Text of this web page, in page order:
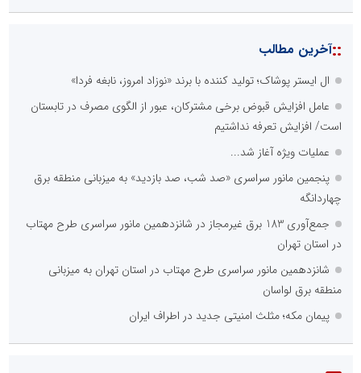
::آخرین مطالب
ال ایستر پوشاک؛ تولید کننده با برند «نوزاد امروز، نابغه فردا»
عامل افزایش قبوض برخی مشترکان، عبور از الگوی مصرف در تابستان
است/ افزایش تعرفه نداشتیم
عملیات ویژه آغاز شد...
پنجمین مانور سراسری «صد شب، صد بازدید» به میزبانی منطقه برق
چهاردانگه
جمع‌آوری 183 برق غیرمجاز در شانزدهمین مانور سراسری طرح مهتاب
در استان تهران
شانزدهمین مانور سراسری طرح مهتاب در استان تهران به میزبانی
منطقه برق لواسان
پیمان مکه؛ مثلث امنیتی جدید در اطراف ایران